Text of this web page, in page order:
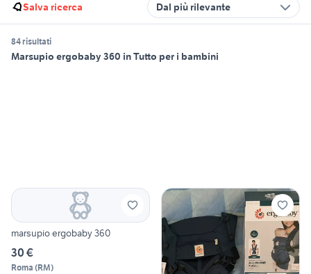
Salva ricerca Dal più rilevante
84 risultati
Marsupio ergobaby 360 in Tutto per i bambini
marsupio ergobaby 360
30 €
Roma (RM)